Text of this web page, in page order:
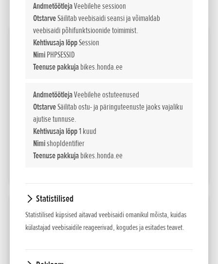
AndmetöötlejaVeebilehe sessioon
OtstarveSäilitab veebisaidi seansi ja võimaldab
veebisaidi põhifunktsioonide toimimist.
Kehtivusaja lõppSession
NimiPHPSESSID
Teenuse pakkujabikes.honda.ee
AndmetöötlejaVeebilehe ostuteenused
OtstarveSäilitab ostu- ja päringuteenuste jaoks vajaliku
ajutise tunnuse.
Kehtivusaja lõpp1 kuud
NimishopIdentifier
Teenuse pakkujabikes.honda.ee
Statistilised
Statistilised küpsised aitavad veebisaidi omanikul mõista, kuidas
külastajad veebisaidile reageerivad, kogudes ja esitades teavet.
SEADISTA LIISINGUKALKULAATOR
2026 GL1800 GOLD WING TOUR DCT
kW / pmin
Maksumus
EUR sis. km 24%
38 915
Liising kuus
Võimsus